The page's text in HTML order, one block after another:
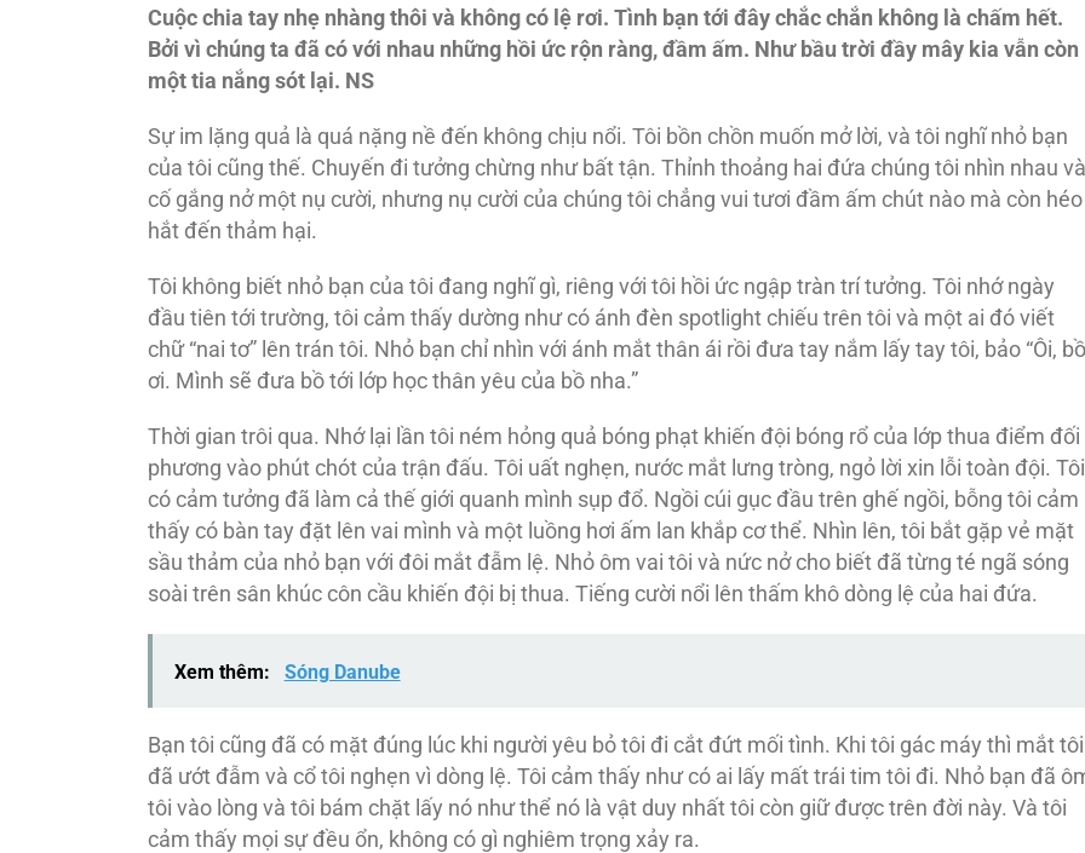
Cuộc chia tay nhẹ nhàng thôi và không có lệ rơi. Tình bạn tới đây chắc chắn không là chấm hết.
Bởi vì chúng ta đã có với nhau những hồi ức rộn ràng, đầm ấm. Như bầu trời đầy mây kia vẫn còn
một tia nắng sót lại. NS
Sự im lặng quả là quá nặng nề đến không chịu nổi. Tôi bồn chồn muốn mở lời, và tôi nghĩ nhỏ bạn
của tôi cũng thế. Chuyến đi tưởng chừng như bất tận. Thỉnh thoảng hai đứa chúng tôi nhìn nhau và
cố gắng nở một nụ cười, nhưng nụ cười của chúng tôi chẳng vui tươi đầm ấm chút nào mà còn héo
hắt đến thảm hại.
Tôi không biết nhỏ bạn của tôi đang nghĩ gì, riêng với tôi hồi ức ngập tràn trí tưởng. Tôi nhớ ngày
đầu tiên tới trường, tôi cảm thấy dường như có ánh đèn spotlight chiếu trên tôi và một ai đó viết
chữ “nai tơ” lên trán tôi. Nhỏ bạn chỉ nhìn với ánh mắt thân ái rồi đưa tay nắm lấy tay tôi, bảo “Ôi, bồ
ơi. Mình sẽ đưa bồ tới lớp học thân yêu của bồ nha.”
Thời gian trôi qua. Nhớ lại lần tôi ném hỏng quả bóng phạt khiến đội bóng rổ của lớp thua điểm đối
phương vào phút chót của trận đấu. Tôi uất nghẹn, nước mắt lưng tròng, ngỏ lời xin lỗi toàn đội. Tôi
có cảm tưởng đã làm cả thế giới quanh mình sụp đổ. Ngồi cúi gục đầu trên ghế ngồi, bỗng tôi cảm
thấy có bàn tay đặt lên vai mình và một luồng hơi ấm lan khắp cơ thể. Nhìn lên, tôi bắt gặp vẻ mặt
sầu thảm của nhỏ bạn với đôi mắt đẫm lệ. Nhỏ ôm vai tôi và nức nở cho biết đã từng té ngã sóng
soài trên sân khúc côn cầu khiến đội bị thua. Tiếng cười nổi lên thấm khô dòng lệ của hai đứa.
Xem thêm: Sóng Danube
Bạn tôi cũng đã có mặt đúng lúc khi người yêu bỏ tôi đi cắt đứt mối tình. Khi tôi gác máy thì mắt tôi
đã ướt đẫm và cổ tôi nghẹn vì dòng lệ. Tôi cảm thấy như có ai lấy mất trái tim tôi đi. Nhỏ bạn đã
tôi vào lòng và tôi bám chặt lấy nó như thể nó là vật duy nhất tôi còn giữ được trên đời này. Và tôi
cảm thấy mọi sự đều ổn, không có gì nghiêm trọng xảy ra.